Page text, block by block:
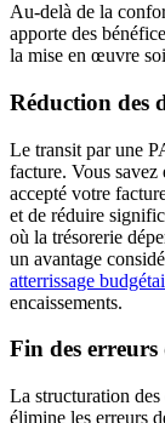
Au-delà de la
apporte des
la mise en œuvre
Réduction des
Le transit par une
facture. Vous
accepté votre
et de réduire
où la trésorerie
un avantage
atterrissage
encaissements.
Fin des erreurs
La structuration
élimine les erreurs